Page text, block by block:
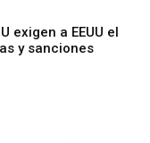
exigen a EEUU el
y sanciones